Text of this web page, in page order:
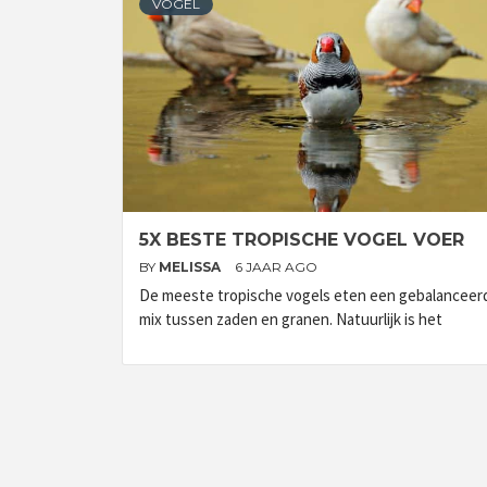
VOGEL
5X BESTE TROPISCHE VOGEL VOER
BY MELISSA 6 JAAR AGO
De meeste tropische vogels eten een
mix tussen zaden en granen. Natuurlijk is het